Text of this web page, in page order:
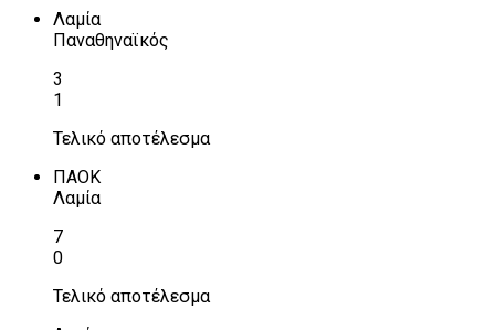
Λαμία
Παναθηναϊκός
3
1
Τελικό αποτέλεσμα
ΠΑΟΚ
Λαμία
7
0
Τελικό αποτέλεσμα